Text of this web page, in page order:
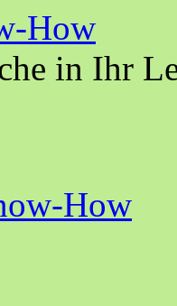
How
in Ihr
How